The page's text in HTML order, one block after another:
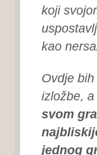
koji
kao
Ovdje
izložbe,
svom
jednog